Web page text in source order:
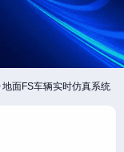
地面FS车辆实时仿真系统